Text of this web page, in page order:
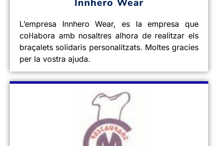
L’empresa Innhero Wear, es la empresa que
col·labora amb nosaltres alhora de realitzar els
braçalets solidaris personalitzats. Moltes gracies
per la vostra ajuda.